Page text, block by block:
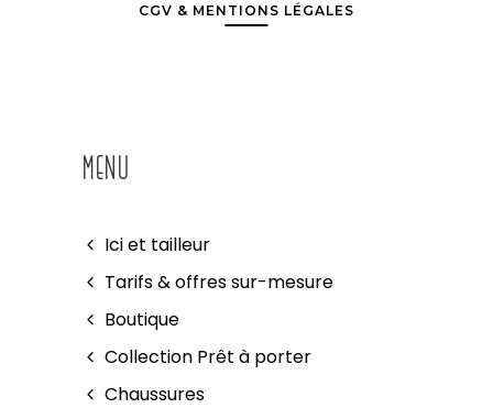
CGV & MENTIONS LÉGALES
MENU
Ici et tailleur
Tarifs & offres sur-mesure
Boutique
Collection Prêt à porter
Chaussures